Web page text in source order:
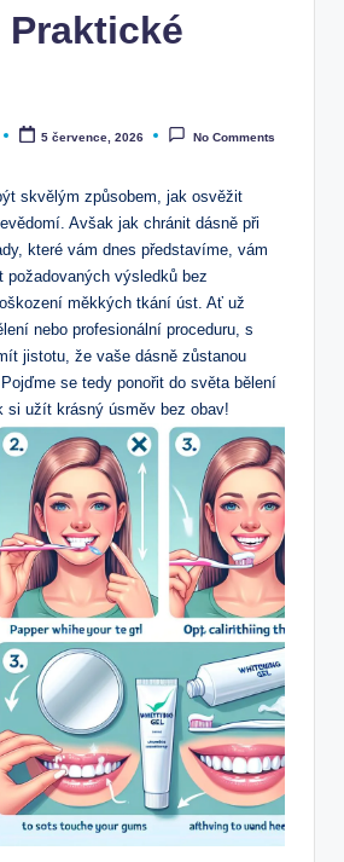
5 července, 2026 No Comments
skvělým způsobem, jak osvěžit
Avšak jak chránit dásně při
které vám dnes představíme, vám
požadovaných výsledků bez
měkkých tkání úst. Ať už
nebo profesionální proceduru, s
jistotu, že vaše dásně zůstanou
se tedy ponořit do světa bělení
si užít krásný úsměv bez obav!